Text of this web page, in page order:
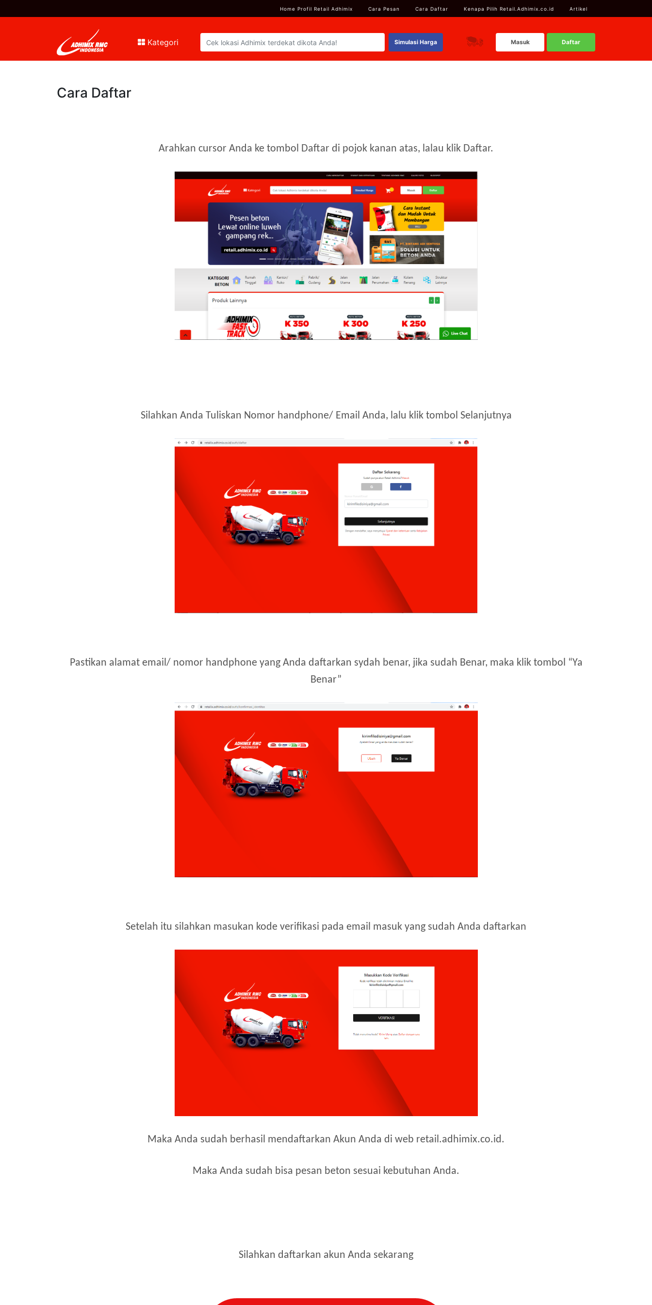
Home Profil Retail Adhimix Cara Pesan Cara Daftar Kenapa Pilih Retail.Adhimix.co.id Artikel
Kategori Simulasi Harga Masuk Daftar
Cara Daftar
Arahkan cursor Anda ke tombol Daftar di pojok kanan atas, lalau klik Daftar.
Silahkan Anda Tuliskan Nomor handphone/ Email Anda, lalu klik tombol Selanjutnya
Pastikan alamat email/ nomor handphone yang Anda daftarkan sydah benar, jika sudah Benar, maka klik tombol “Ya
Benar”
Setelah itu silahkan masukan kode verifikasi pada email masuk yang sudah Anda daftarkan
Maka Anda sudah berhasil mendaftarkan Akun Anda di web retail.adhimix.co.id.
Maka Anda sudah bisa pesan beton sesuai kebutuhan Anda.
Silahkan daftarkan akun Anda sekarang